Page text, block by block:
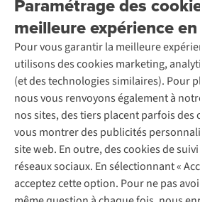
Paramétrage des
meilleure expérience
Pour vous garantir la meilleure
utilisons des cookies marketing,
(et des technologies similaires). Pour
nous vous renvoyons également à
nos sites, des tiers placent parfois des
vous montrer des publicités
site web. En outre, des cookies de
réseaux sociaux. En sélectionnant «
acceptez cette option. Pour ne pas
Rétractation d'une commande
Entretien & réparations
Garantie
Contactez-nous
À propos d’Ayacucho
Nos magasins
À propos d’A.S.Adventure
Déclaration d'accessibilité
Entretien de ski
Service de lavage
Entretien de chaussures
Réparation de chaussures
Réparation de vêtements
Retouches
Pour les entreprises
Découvrez
A.S.Magazine
Explore Camp
Gear Check
Expertise & conseils
Abonnez-vous à la newsletter
Suivez-nous